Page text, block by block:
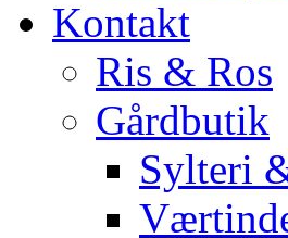
Kontakt
Ris & Ros
Gårdbutik
Sylteri